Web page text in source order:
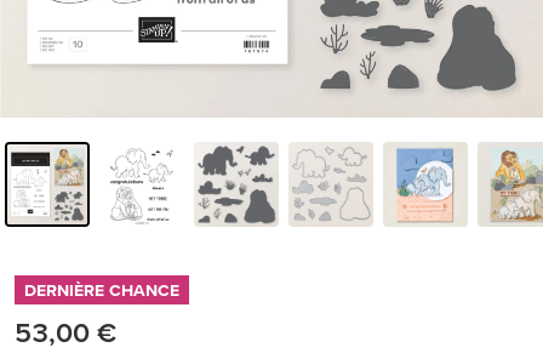
DERNIÈRE CHANCE
53,00 €